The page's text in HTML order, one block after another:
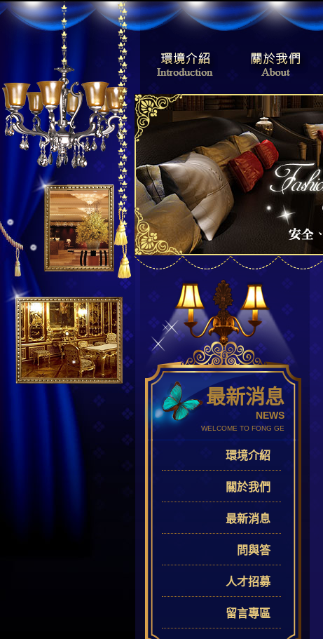
最新消息
NEWS
WELCOME TO FONG GE
環境介紹
關於我們
最新消息
問與答
人才招募
留言專區